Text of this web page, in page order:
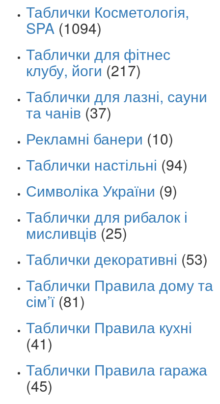
Таблички Косметологія,
SPA (1094)
Таблички для фітнес
клубу, йоги (217)
Таблички для лазні, сауни
та чанів (37)
Рекламні банери (10)
Таблички настільні (94)
Символіка України (9)
Таблички для рибалок і
мисливців (25)
Таблички декоративні (53)
Таблички Правила дому та
сім’ї (81)
Таблички Правила кухні
(41)
Таблички Правила гаража
(45)